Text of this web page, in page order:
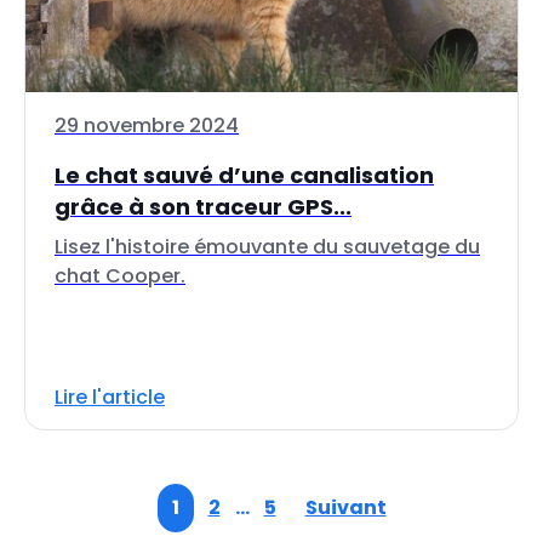
29 novembre 2024
Le chat sauvé d’une canalisation
grâce à son traceur GPS...
Lisez l'histoire émouvante du sauvetage du
chat Cooper.
Lire l'article
1 2 … 5 Suivant